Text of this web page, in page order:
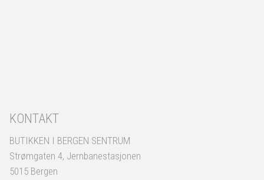
KONTAKT
BUTIKKEN I BERGEN SENTRUM
Strømgaten 4, Jernbanestasjonen
5015 Bergen